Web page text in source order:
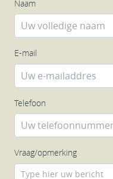
Naam
E-mail
Telefoon
Vraag/opmerking